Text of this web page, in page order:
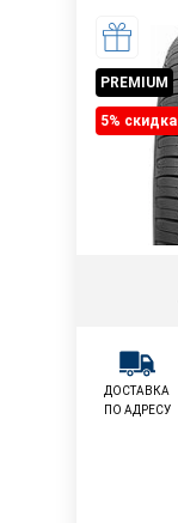
PREMIUM
5% cкидка
ДОСТАВКА
ПО АДРЕСУ